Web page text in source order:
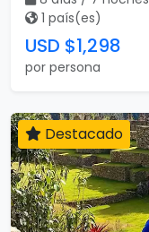
1 país(es)
USD $1,298
por persona
Destacado